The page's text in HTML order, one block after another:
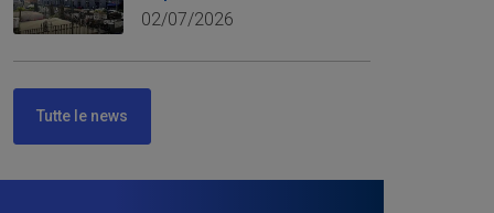
02/07/2026
Tutte le news